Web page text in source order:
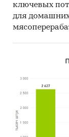
ключевых
для